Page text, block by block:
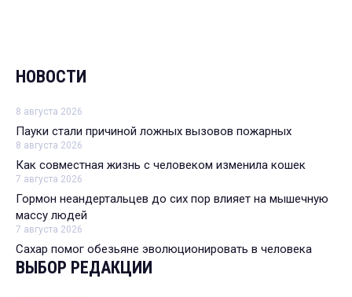
НОВОСТИ
8 августа 2026
Пауки стали причиной ложных вызовов пожарных
8 августа 2026
Как совместная жизнь с человеком изменила кошек
7 августа 2026
Гормон неандертальцев до сих пор влияет на мышечную
массу людей
7 августа 2026
Сахар помог обезьяне эволюционировать в человека
ВЫБОР РЕДАКЦИИ